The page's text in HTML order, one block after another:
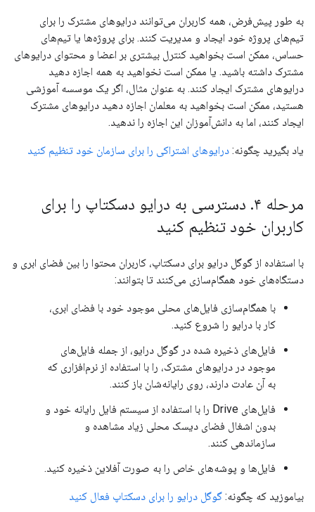
به طور پیش‌فرض، همه کاربران می‌توانند درایوهای مشترک را برای
تیم‌های پروژه خود ایجاد و مدیریت کنند. برای پروژه‌ها یا تیم‌های
حساس، ممکن است بخواهید کنترل بیشتری بر اعضا و محتوای درایوهای
مشترک داشته باشید. یا ممکن است نخواهید به همه اجازه دهید
درایوهای مشترک ایجاد کنند. به عنوان مثال، اگر یک موسسه آموزشی
هستید، ممکن است بخواهید به معلمان اجازه دهید درایوهای مشترک
ایجاد کنند، اما به دانش‌آموزان این اجازه را ندهید.
یاد بگیرید چگونه: درایوهای اشتراکی را برای سازمان خود تنظیم کنید
مرحله ۴ . دسترسی به درایو دسکتاپ را برای
کاربران خود تنظیم کنید
با استفاده از گوگل درایو برای دسکتاپ، کاربران محتوا را بین فضای ابری و
دستگاه‌های خود همگام‌سازی می‌کنند تا بتوانند:
با همگام‌سازی فایل‌های محلی موجود خود با فضای ابری،
کار با درایو را شروع کنید.
فایل‌های ذخیره شده در گوگل درایو، از جمله فایل‌های
موجود در درایوهای مشترک، را با استفاده از نرم‌افزاری که
به آن عادت دارند، روی رایانه‌شان باز کنند.
فایل‌های Drive را با استفاده از سیستم فایل رایانه خود و
بدون اشغال فضای دیسک محلی زیاد مشاهده و
سازماندهی کنند.
فایل‌ها و پوشه‌های خاص را به صورت آفلاین ذخیره کنید.
بیاموزید که چگونه: گوگل درایو را برای دسکتاپ فعال کنید